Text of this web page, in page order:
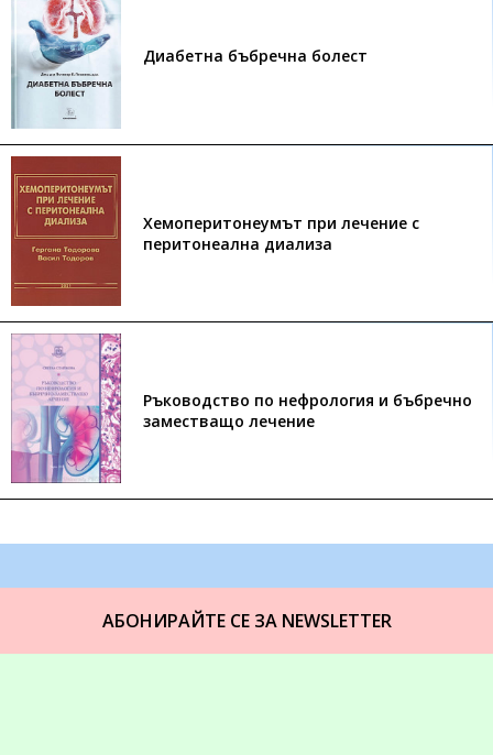
Диабетна бъбречна болест
Хемоперитонеумът при лечение с
перитонеална диализа
Ръководство по нефрология и бъбречно
заместващо лечение
АБОНИРАЙТЕ СЕ ЗА NEWSLETTER